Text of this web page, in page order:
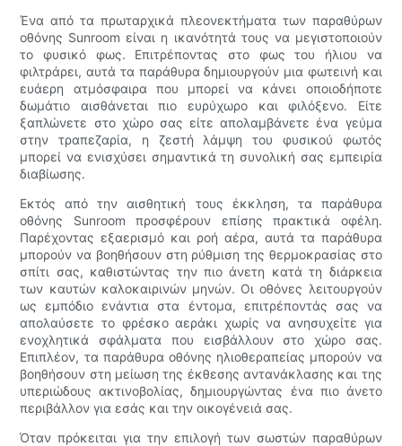
Ένα από τα πρωταρχικά πλεονεκτήματα των παραθύρων
οθόνης Sunroom είναι η ικανότητά τους να μεγιστοποιούν
το φυσικό φως. Επιτρέποντας στο φως του ήλιου να
φιλτράρει, αυτά τα παράθυρα δημιουργούν μια φωτεινή και
ευάερη ατμόσφαιρα που μπορεί να κάνει οποιοδήποτε
δωμάτιο αισθάνεται πιο ευρύχωρο και φιλόξενο. Είτε
ξαπλώνετε στο χώρο σας είτε απολαμβάνετε ένα γεύμα
στην τραπεζαρία, η ζεστή λάμψη του φυσικού φωτός
μπορεί να ενισχύσει σημαντικά τη συνολική σας εμπειρία
διαβίωσης.
Εκτός από την αισθητική τους έκκληση, τα παράθυρα
οθόνης Sunroom προσφέρουν επίσης πρακτικά οφέλη.
Παρέχοντας εξαερισμό και ροή αέρα, αυτά τα παράθυρα
μπορούν να βοηθήσουν στη ρύθμιση της θερμοκρασίας στο
σπίτι σας, καθιστώντας την πιο άνετη κατά τη διάρκεια
των καυτών καλοκαιρινών μηνών. Οι οθόνες λειτουργούν
ως εμπόδιο ενάντια στα έντομα, επιτρέποντάς σας να
απολαύσετε το φρέσκο ​​αεράκι χωρίς να ανησυχείτε για
ενοχλητικά σφάλματα που εισβάλλουν στο χώρο σας.
Επιπλέον, τα παράθυρα οθόνης ηλιοθεραπείας μπορούν να
βοηθήσουν στη μείωση της έκθεσης αντανάκλασης και της
υπεριώδους ακτινοβολίας, δημιουργώντας ένα πιο άνετο
περιβάλλον για εσάς και την οικογένειά σας.
Όταν πρόκειται για την επιλογή των σωστών παραθύρων